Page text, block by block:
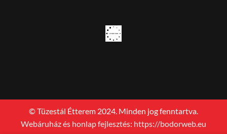
© Tüzestál Étterem 2024. Minden jog fenntartva.
Webáruház és honlap fejlesztés: https://bodorweb.eu